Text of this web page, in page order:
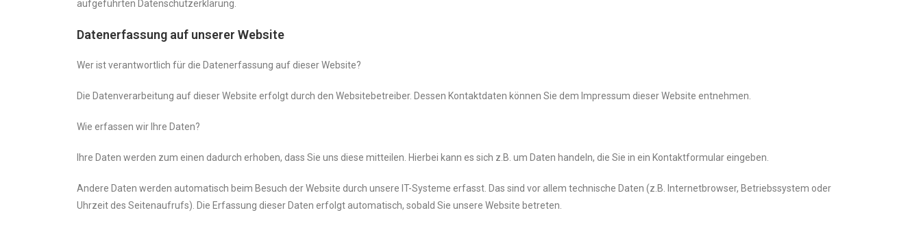
aufgeführten Datenschutzerklärung.
Datenerfassung auf unserer Website
Wer ist verantwortlich für die Datenerfassung auf dieser Website?
Die Datenverarbeitung auf dieser Website erfolgt durch den Websitebetreiber. Dessen Kontaktdaten können Sie dem Impressum dieser Website entnehmen.
Wie erfassen wir Ihre Daten?
Ihre Daten werden zum einen dadurch erhoben, dass Sie uns diese mitteilen. Hierbei kann es sich z.B. um Daten handeln, die Sie in ein Kontaktformular eingeben.
Andere Daten werden automatisch beim Besuch der Website durch unsere IT-Systeme erfasst. Das sind vor allem technische Daten (z.B. Internetbrowser, Betriebssystem oder
Uhrzeit des Seitenaufrufs). Die Erfassung dieser Daten erfolgt automatisch, sobald Sie unsere Website betreten.